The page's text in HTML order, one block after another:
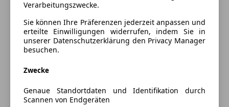
Verarbeitungszwecke.
Sie können Ihre Präferenzen jederzeit anpassen und
erteilte Einwilligungen widerrufen, indem Sie in
unserer Datenschutzerklärung den Privacy Manager
besuchen.
Zwecke
Genaue Standortdaten und Identifikation durch
Scannen von Endgeräten